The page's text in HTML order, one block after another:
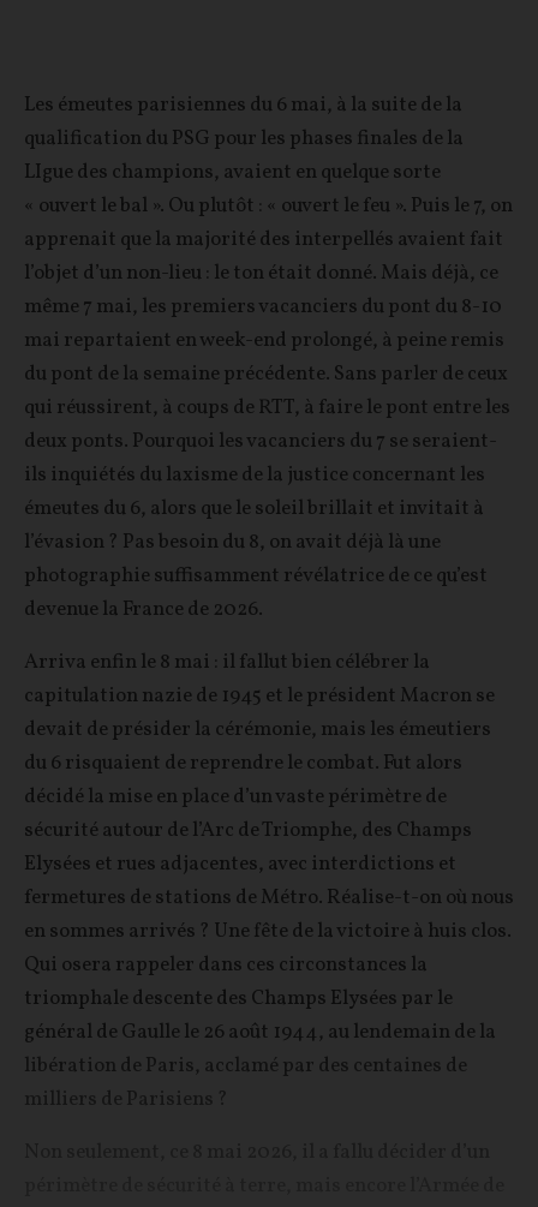
Les émeutes parisiennes du 6 mai, à la suite de la
qualification du PSG pour les phases finales de la
LIgue des champions, avaient en quelque sorte
« ouvert le bal ». Ou plutôt : « ouvert le feu ». Puis le 7, on
apprenait que la majorité des interpellés avaient fait
l’objet d’un non-lieu : le ton était donné. Mais déjà, ce
même 7 mai, les premiers vacanciers du pont du 8-10
mai repartaient en week-end prolongé, à peine remis
du pont de la semaine précédente. Sans parler de ceux
qui réussirent, à coups de RTT, à faire le pont entre les
deux ponts. Pourquoi les vacanciers du 7 se seraient-
ils inquiétés du laxisme de la justice concernant les
émeutes du 6, alors que le soleil brillait et invitait à
l’évasion ? Pas besoin du 8, on avait déjà là une
photographie suffisamment révélatrice de ce qu’est
devenue la France de 2026.
Arriva enfin le 8 mai : il fallut bien célébrer la
capitulation nazie de 1945 et le président Macron se
devait de présider la cérémonie, mais les émeutiers
du 6 risquaient de reprendre le combat. Fut alors
décidé la mise en place d’un vaste périmètre de
sécurité autour de l’Arc de Triomphe, des Champs
Elysées et rues adjacentes, avec interdictions et
fermetures de stations de Métro. Réalise-t-on où nous
en sommes arrivés ? Une fête de la victoire à huis clos.
Qui osera rappeler dans ces circonstances la
triomphale descente des Champs Elysées par le
général de Gaulle le 26 août 1944, au lendemain de la
libération de Paris, acclamé par des centaines de
milliers de Parisiens ?